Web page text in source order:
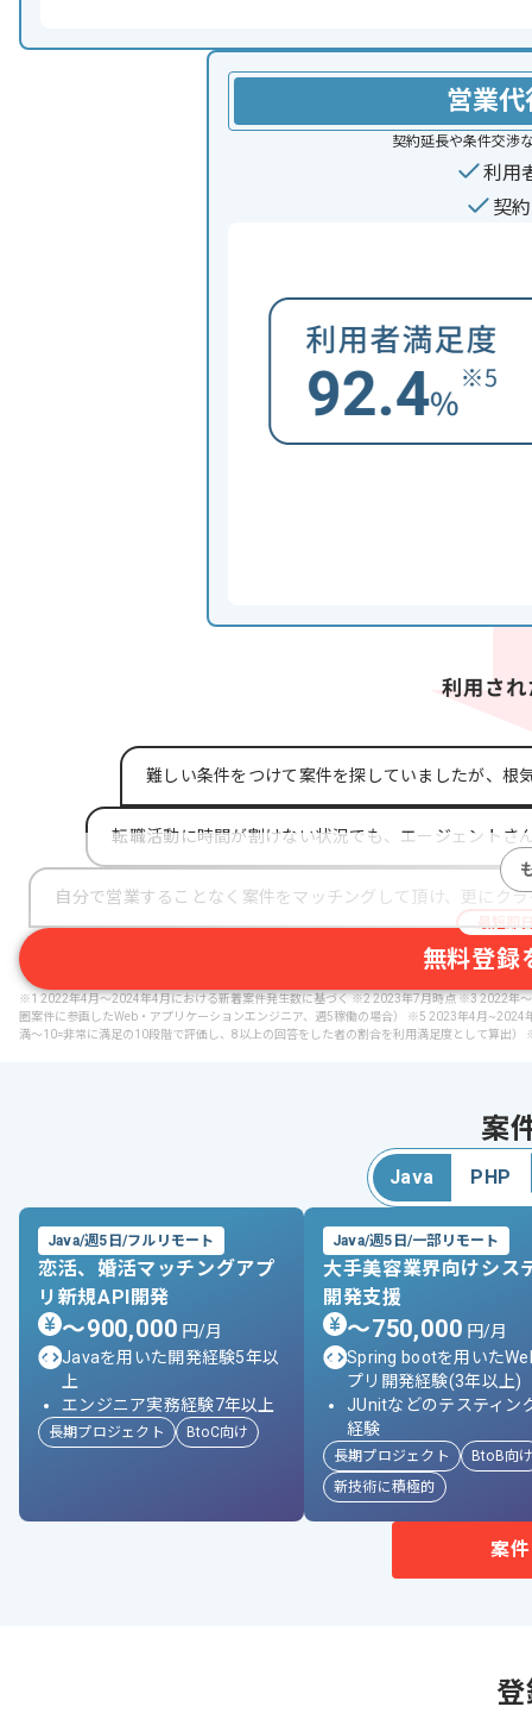
営業代
契約延長や条件交渉
利用
契
難しい条件をつけて案件を探していましたが、根
転職活動に時間が割けない状況でも、エージェントさ
自分で営業することなく案件をマッチングして頂け、更にク
無料登録
※1 2022年4月～2024年4月における新着案件発生数に基づく ※2 2023年7月時点 ※3 2022年
圏案件に参画したWeb・アプリケーションエンジニア、週5稼働の場合） ※5 2023年4月
満〜10=非常に満足の10段階で評価し、8以上の回答をした者の割合を利用満足度として算出
案
Java PHP
Java/週5日/フルリモート
恋活、婚活マッチングアプ
リ新規API開発​
〜900,000 円/月
Javaを用いた開発経験5年以
上
エンジニア実務経験7年以上
長期プロジェクト BtoC向け
Java/週5日/一部リモート
大手美容業界向けシス
開発支援
〜750,000 円/月
Spring bootを用いた
プリ開発経験(3年以上)
JUnitなどのテスティン
経験
長期プロジェクト
BtoB向
新技術に積極的​
案